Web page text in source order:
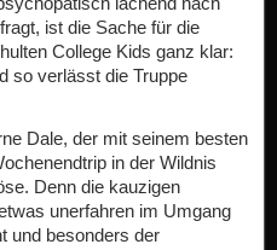
ist die Sache für die
College Kids ganz klar:
so verlässt die Truppe
Dale, der mit seinem besten
in der Wildnis
Denn die kauzigen
unerfahren im Umgang
und besonders der